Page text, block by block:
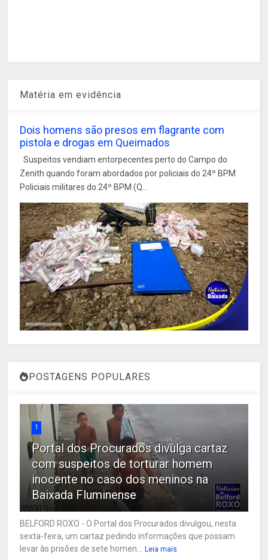
Matéria em evidência
Dois homens são presos em flagrante com
pistola e drogas em Queimados
Suspeitos vendiam entorpecentes perto do Campo do
Zenith quando foram abordados por policiais do 24º BPM
Policiais militares do 24º BPM (Q...
POSTAGENS POPULARES
1
Portal dos Procurados divulga cartaz
com suspeitos de torturar homem
inocente no caso dos meninos na
Baixada Fluminense
BELFORD ROXO - O Portal dos Procurados divulgou, nesta
sexta-feira, um cartaz pedindo informações que possam
levar às prisões de sete homen...
Leia mais